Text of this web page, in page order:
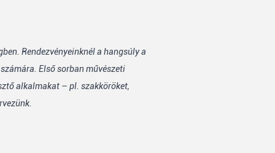
Rendezvényeinknél a hangsúly a
Első sorban művészeti
alkalmakat – pl. szakköröket,